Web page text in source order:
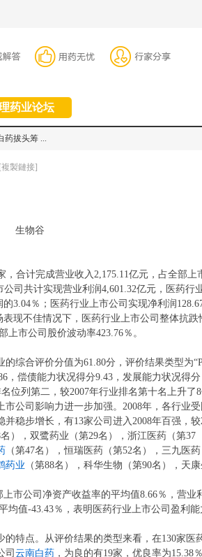
药业论坛
药拔头筹 ...
[複製鏈接]
物谷
完成营业收入2,175.11亿元，占全部上
司共计实现营业利润4,601.32亿元，医药行
3.04％；医药行业上市公司实现净利润
现不佳情况下，医药行业上市公司整体抗跌
市公司股价波动率423.76％。
综合评价分值为61.80分，评价结果类型为
，偿债能力状况得分9.43，发展能力状况得分
位列第二，较2007年行业排名第十名上升了8
公司影响力进一步加强。2008年，各行业
稳步增长，有13家公司进入2008年百强，较
名），双鹭药业（第29名），浙江医药（第37
（第47名），恒瑞医药（第52名），三九医
药业 （第88名），科华生物（第90名），天
市公司净资产收益率的平均值8.66％，营业
均值-43.43％，表明医药行业上市公司盈利能
特点。从评价结果的类型来看，在130家医
司 云南白药 ，为良的有19家，优良率为15.38％